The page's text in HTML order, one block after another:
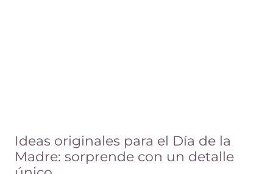
Ideas originales para el Día de la
Madre: sorprende con un detalle